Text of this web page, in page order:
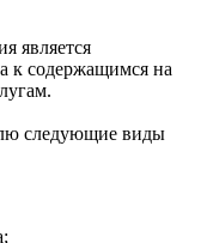
является
к содержащимся на
следующие виды